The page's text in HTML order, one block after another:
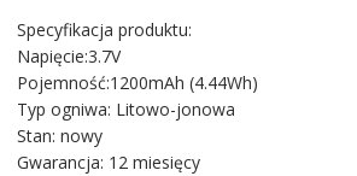
Specyfikacja produktu:
Napięcie:3.7V
Pojemność:1200mAh (4.44Wh)
Typ ogniwa: Litowo-jonowa
Stan: nowy
Gwarancja: 12 miesięcy